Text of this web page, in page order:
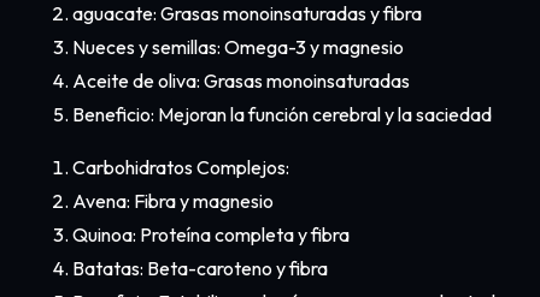
aguacate: Grasas monoinsaturadas y fibra
Nueces y semillas: Omega-3 y magnesio
Aceite de oliva: Grasas monoinsaturadas
Beneficio: Mejoran la función cerebral y la saciedad
Carbohidratos Complejos:
Avena: Fibra y magnesio
Quinoa: Proteína completa y fibra
Batatas: Beta-caroteno y fibra